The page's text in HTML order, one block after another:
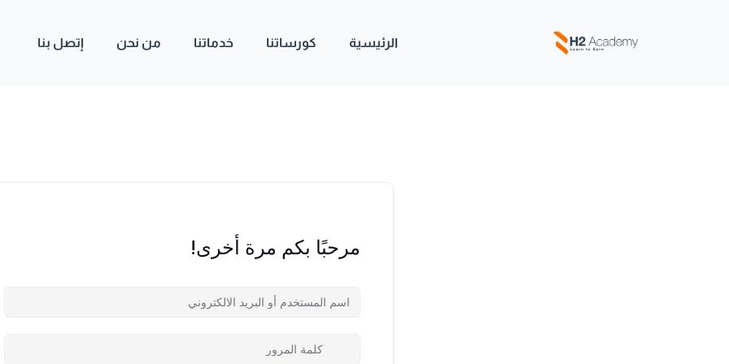
الرئيسية كورساتنا خدماتنا من نحن إتصل بنا
مرحبًا بكم مرة أخرى!